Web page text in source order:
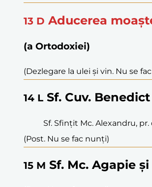
13 D Aducerea
(a Ortodoxiei)
(Dezlegare la ulei și vin. Nu se
14 L Sf. Cuv.
Sf. Sfințit Mc. Alexandru,
(Post. Nu se fac nunți)
15 M Sf. Mc. Agapie